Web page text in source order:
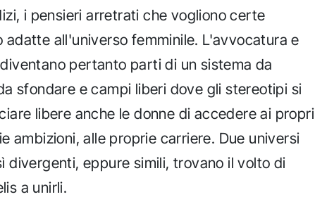
i pensieri arretrati che vogliono certe
adatte all'universo femminile. L'avvocatura e
pertanto parti di un sistema da
sfondare e campi liberi dove gli stereotipi si
libere anche le donne di accedere ai propri
ambizioni, alle proprie carriere. Due universi
divergenti, eppure simili, trovano il volto di
a unirli.